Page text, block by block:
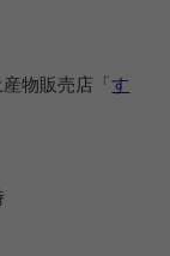
物販売店「す